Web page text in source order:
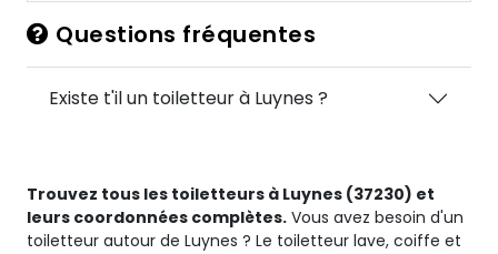
Questions fréquentes
Existe t'il un toiletteur à Luynes ?
Trouvez tous les toiletteurs à Luynes (37230) et
leurs coordonnées complètes. Vous avez besoin d'un
toiletteur autour de Luynes ? Le toiletteur lave, coiffe et